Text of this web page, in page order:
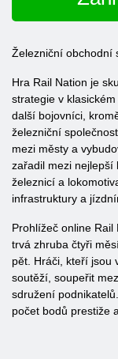
Železniční obchodní
Hra Rail Nation je
strategie v
další bojovníci,
železniční
mezi městy a
zařadil mezi nejlepší
železnicí a
infrastruktury a
Prohlížeč online
trvá zhruba čtyři
pět. Hráči, kteří jsou
soutěží, soupeřit
sdružení
počet bodů prestiže